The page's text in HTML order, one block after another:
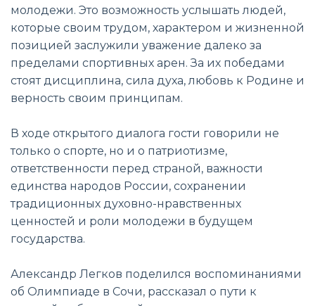
молодежи. Это возможность услышать людей,
которые своим трудом, характером и жизненной
позицией заслужили уважение далеко за
пределами спортивных арен. За их победами
стоят дисциплина, сила духа, любовь к Родине и
верность своим принципам.
В ходе открытого диалога гости говорили не
только о спорте, но и о патриотизме,
ответственности перед страной, важности
единства народов России, сохранении
традиционных духовно-нравственных
ценностей и роли молодежи в будущем
государства.
Александр Легков поделился воспоминаниями
об Олимпиаде в Сочи, рассказал о пути к